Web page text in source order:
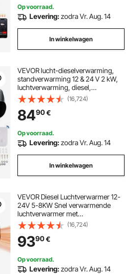
Op voorraad.
Levering:zodra Vr. Aug. 14
In winkelwagen
VEVOR lucht-dieselverwarming,
standverwarming 12 & 24 V 2 kW,
luchtverwarming, diesel,
standverwarming, 0,12–0,26 l/uur.
Dieselverwarming met lcd-display
en afstandsbediening voor auto's,
vrachtwagens, bussen, enz.
(16,724)
8490€
Op voorraad.
Levering:zodra Vr. Aug. 14
In winkelwagen
VEVOR Diesel Luchtverwarmer 12-
24V 5-8KW Snel verwarmende
luchtverwarmer met
afstandsbediening en digitaal
kleurendisplay en 10 L
brandstoftank, geluidsarm, voor
camper, vrachtwagen, boot, trailer
(16,724)
9390€
Op voorraad.
Levering:zodra Vr. Aug. 14